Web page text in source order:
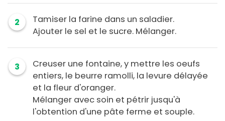
2
Tamiser la farine dans un saladier.
Ajouter le sel et le sucre. Mélanger.
3
Creuser une fontaine, y mettre les oeufs
entiers, le beurre ramolli, la levure délayée
et la fleur d'oranger.
Mélanger avec soin et pétrir jusqu'à
l'obtention d'une pâte ferme et souple.